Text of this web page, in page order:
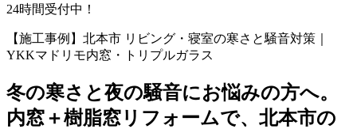
24時間受付中！
【施工事例】北本市 リビング・寝室の寒さと騒音対策｜
YKKマドリモ内窓・トリプルガラス
冬の寒さと夜の騒音にお悩みの方へ。
内窓＋樹脂窓リフォームで、北本市の